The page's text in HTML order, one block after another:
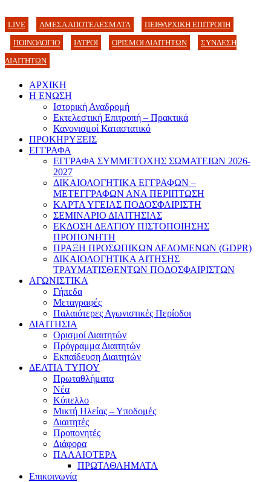
LIVE ΑΜΕΣΑ ΑΠΟΤΕΛΕΣΜΑΤΑ
ΠΕΙΘΑΡΧΙΚΗ ΕΠΙΤΡΟΠΗ
ΠΟΙΝΟΛΟΓΙΟ
ΙΑΤΡΟΙ ΟΡΙΣΜΟΙ ΔΙΑΙΤΗΤΩΝ
ΣΥΝΔΕΣΗ
ΔΙΑΙΤΗΤΩΝ
ΑΡΧΙΚΗ
Η ΕΝΩΣΗ
Ιστορική Αναδρομή
Εκτελεστική Επιτροπή – Πρακτικά
Κανονισμοί Καταστατικό
ΠΡΟΚΗΡΥΞΕΙΣ
ΕΓΓΡΑΦΑ
ΕΓΓΡΑΦΑ ΣΥΜΜΕΤΟΧΗΣ ΣΩΜΑΤΕΙΩΝ 2026-
2027
ΔΙΚΑΙΟΛΟΓΗΤΙΚΑ ΕΓΓΡΑΦΩΝ –
ΜΕΤΕΓΓΡΑΦΩΝ ΑΝΑ ΠΕΡΙΠΤΩΣΗ
ΚΑΡΤΑ ΥΓΕΙΑΣ ΠΟΔΟΣΦΑΙΡΙΣΤΗ
ΣΕΜΙΝΑΡΙΟ ΔΙΑΙΤΗΣΙΑΣ
ΕΚΔΟΣΗ ΔΕΛΤΙΟΥ ΠΙΣΤΟΠΟΙΗΣΗΣ
ΠΡΟΠΟΝΗΤΗ
ΠΡΑΞΗ ΠΡΟΣΩΠΙΚΩΝ ΔΕΔΟΜΕΝΩΝ (GDPR)
ΔΙΚΑΙΟΛΟΓΗΤΙΚΑ ΑΙΤΗΣΗΣ
ΤΡΑΥΜΑΤΙΣΘΕΝΤΩΝ ΠΟΔΟΣΦΑΙΡΙΣΤΩΝ
ΑΓΩΝΙΣΤΙΚΑ
Γήπεδα
Μεταγραφές
Παλαιότερες Αγωνιστικές Περίοδοι
ΔΙΑΙΤΗΣΙΑ
Ορισμοί Διαιτητών
Πρόγραμμα Διαιτητών
Εκπαίδευση Διαιτητών
ΔΕΛΤΙΑ ΤΥΠΟΥ
Πρωταθλήματα
Νέα
Κύπελλο
Μικτή Ηλείας – Υποδομές
Διαιτητές
Προπονητές
Διάφορα
ΠΑΛΑΙΟΤΕΡΑ
ΠΡΩΤΑΘΛΗΜΑΤΑ
Επικοινωνία